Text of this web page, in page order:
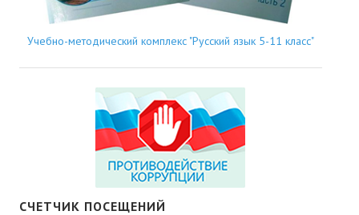
Учебно-методический комплекс "Русский язык 5-11 класс"
СЧЕТЧИК ПОСЕЩЕНИЙ